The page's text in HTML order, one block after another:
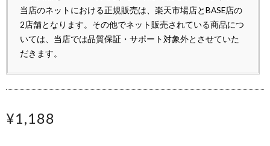
当店のネットにおける正規販売は、楽天市場店とBASE店の
2店舗となります。その他でネット販売されている商品につ
いては、当店では品質保証・サポート対象外とさせていた
だきます。
¥1,188